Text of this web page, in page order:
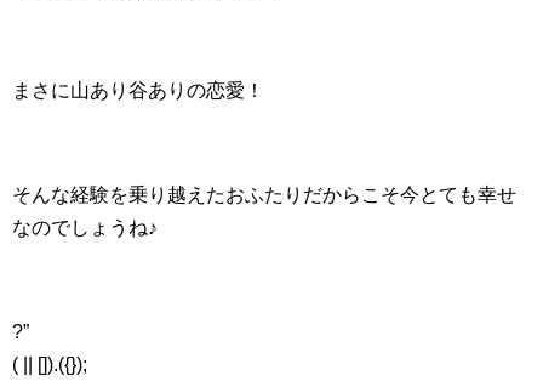
まさに山あり谷ありの恋愛！
そんな経験を乗り越えたおふたりだからこそ今とても幸せ
なのでしょうね♪
?”
( || []).({});